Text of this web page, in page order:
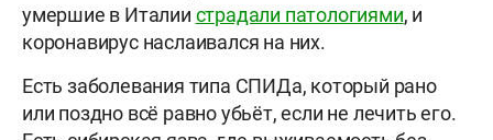
умершие в Италии страдали патологиями, и
коронавирус наслаивался на них.
Есть заболевания типа СПИДа, который рано
или поздно всё равно убьёт, если не лечить его.